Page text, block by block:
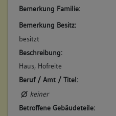
Bemerkung Familie:
Bemerkung Besitz:
besitzt
Beschreibung:
Haus, Hofreite
Beruf / Amt / Titel:
keiner
Betroffene Gebäudeteile: